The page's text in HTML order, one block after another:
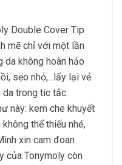
Double Cover Tip
mẽ chỉ với một lần
da không hoàn hảo
sẹo nhỏ,...lấy lại vẻ
da trong tíc tắc.
này: kem che khuyết
thể thiếu nhé,
xin cam đoan
của Tonymoly còn